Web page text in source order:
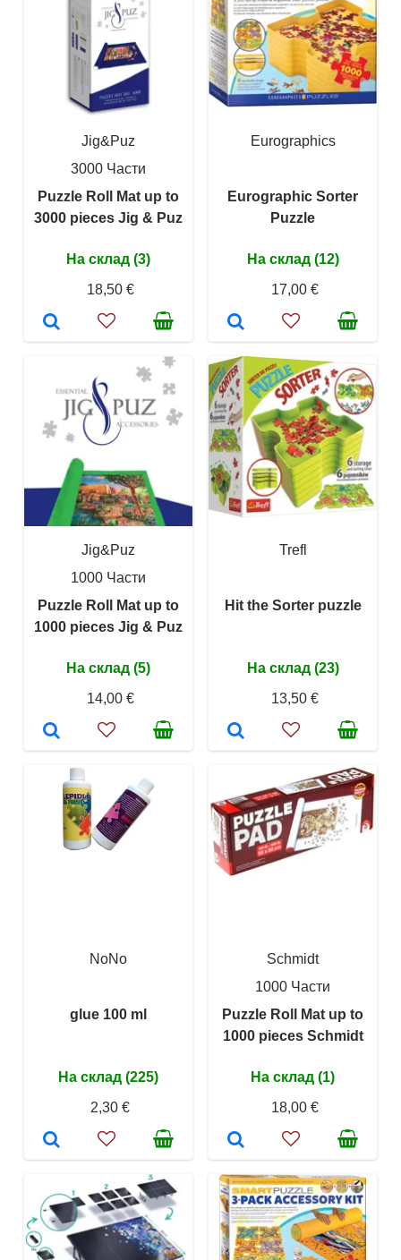
Jig&Puz
3000 Части
Puzzle Roll Mat up to
3000 pieces Jig & Puz
На склад (3)
18,50 €
Eurographics
Eurographic Sorter
Puzzle
На склад (12)
17,00 €
Jig&Puz
1000 Части
Puzzle Roll Mat up to
1000 pieces Jig & Puz
На склад (5)
14,00 €
Trefl
Hit the Sorter puzzle
На склад (23)
13,50 €
NoNo
glue 100 ml
На склад (225)
2,30 €
Schmidt
1000 Части
Puzzle Roll Mat up to
1000 pieces Schmidt
На склад (1)
18,00 €